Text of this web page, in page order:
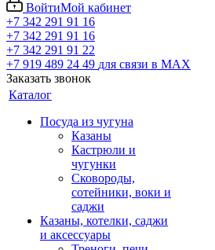
ВойтиМой кабинет
+7 342 291 91 16
+7 342 291 91 16
+7 342 291 91 22
+7 919 489 24 49 для связи в МАХ
Заказать звонок
Каталог
Посуда из чугуна
Казаны
Кастрюли и
чугунки
Сковороды,
сотейники, воки и
саджи
Казаны, котелки, саджи
и аксессуары